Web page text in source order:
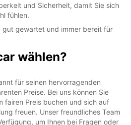
und Sicherheit, damit Sie sich
fühlen.
gut gewartet und immer bereit für
wählen?
für seinen hervorragenden
Preise. Bei uns können Sie
fairen Preis buchen und sich auf
freuen. Unser freundliches Team
um Ihnen bei Fragen oder